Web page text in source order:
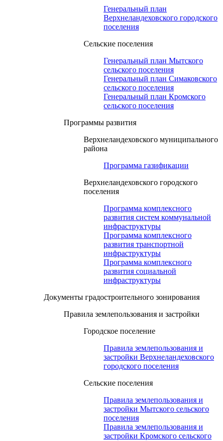
Генеральный план
Верхнеландеховского городского
поселения
Сельские поселения
Генеральный план Мытского
сельского поселения
Генеральный план Симаковского
сельского поселения
Генеральный план Кромского
сельского поселения
Программы развития
Верхнеландеховского муниципального
района
Программа газификации
Верхнеландеховского городского
поселения
Программа комплексного
развития систем коммунальной
инфраструктуры
Программа комплексного
развития транспортной
инфраструктуры
Программа комплексного
развития социальной
инфраструктуры
Документы градостроительного зонирования
Правила землепользования и застройки
Городское поселение
Правила землепользования и
застройки Верхнеландеховского
городского поселения
Сельские поселения
Правила землепользования и
застройки Мытского сельского
поселения
Правила землепользования и
застройки Кромского сельского